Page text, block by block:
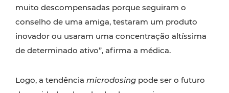
muito descompensadas porque seguiram o
conselho de uma amiga, testaram um produto
inovador ou usaram uma concentração altíssima
de determinado ativo”, afirma a médica.
Logo, a tendência microdosing pode ser o futuro